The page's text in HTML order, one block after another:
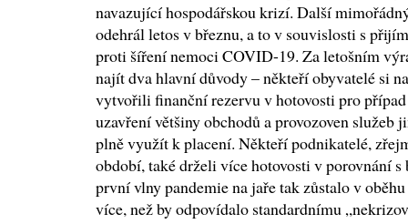
navazující hospodářskou krizí. Další
odehrál letos v březnu, a to v souvislosti s
proti šíření nemoci COVID-19. Za letošním
najít dva hlavní důvody – někteří obyvatelé si
vytvořili finanční rezervu v hotovosti pro
uzavření většiny obchodů a provozoven služeb
plně využít k placení. Někteří podnikatelé,
období, také drželi více hotovosti v porovnání
první vlny pandemie na jaře tak zůstalo v
více, než by odpovídalo standardnímu